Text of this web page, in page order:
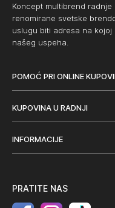
Koncept multibrend
renomirane svetske
uslugu biti adresa na
našeg uspeha.
POMOĆ PRI ONLINE
KUPOVINA U RADNJI
INFORMACIJE
PRATITE NAS